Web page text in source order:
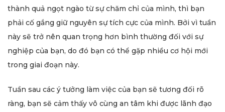
thành quả ngọt ngào từ sự chăm chỉ của mình, thì bạn
phải cố gắng giữ nguyên sự tích cực của mình. Bởi vì tuần
này sẽ trở nên quan trọng hơn bình thường đối với sự
nghiệp của bạn, do đó bạn có thể gặp nhiều cơ hội mới
trong giai đoạn này.
Tuần sau các ý tưởng làm việc của bạn sẽ tương đối rõ
ràng, bạn sẽ cảm thấy vô cùng an tâm khi được lãnh đạo